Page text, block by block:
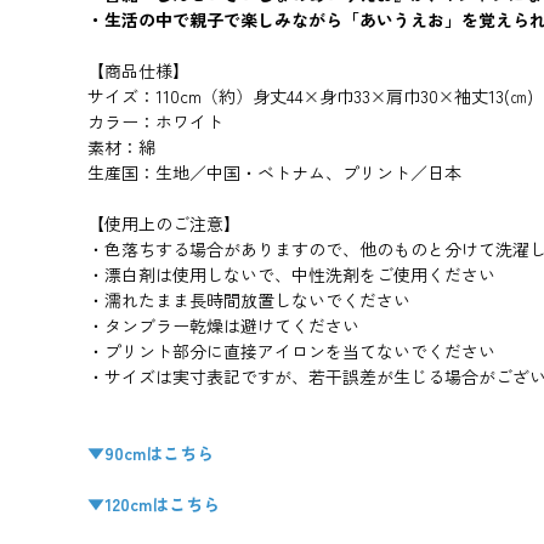
・生活の中で親子で楽しみながら「あいうえお」を覚えら
【商品仕様】
サイズ：110cm（約）身丈44×身巾33×肩巾30×袖丈13(㎝)
カラー：ホワイト
素材：綿
生産国：生地／中国・ベトナム、プリント／日本
【使用上のご注意】
・色落ちする場合がありますので、他のものと分けて洗濯
・漂白剤は使用しないで、中性洗剤をご使用ください
・濡れたまま長時間放置しないでください
・タンブラー乾燥は避けてください
・プリント部分に直接アイロンを当てないでください
・サイズは実寸表記ですが、若干誤差が生じる場合がござ
▼90cmはこちら
▼120cmはこちら